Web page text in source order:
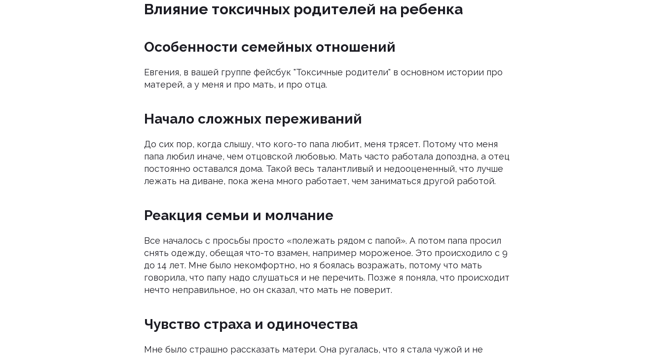
Влияние токсичных родителей на ребенка
Особенности семейных отношений
Евгения, в вашей группе фейсбук "Токсичные родители" в основном истории про
матерей, а у меня и про мать, и про отца.
Начало сложных переживаний
До сих пор, когда слышу, что кого-то папа любит, меня трясет. Потому что меня
папа любил иначе, чем отцовской любовью. Мать часто работала допоздна, а отец
постоянно оставался дома. Такой весь талантливый и недооцененный, что лучше
лежать на диване, пока жена много работает, чем заниматься другой работой.
Реакция семьи и молчание
Все началось с просьбы просто «полежать рядом с папой». А потом папа просил
снять одежду, обещая что-то взамен, например мороженое. Это происходило с 9
до 14 лет. Мне было некомфортно, но я боялась возражать, потому что мать
говорила, что папу надо слушаться и не перечить. Позже я поняла, что происходит
нечто неправильное, но он сказал, что мать не поверит.
Чувство страха и одиночества
Мне было страшно рассказать матери. Она ругалась, что я стала чужой и не